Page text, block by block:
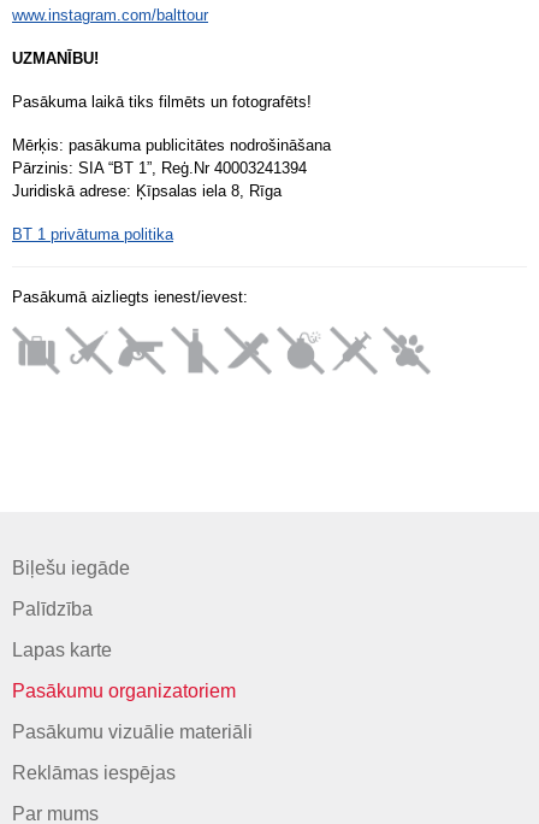
www.instagram.com/balttour
UZMANĪBU!
Pasākuma laikā tiks filmēts un fotografēts!
Mērķis: pasākuma publicitātes nodrošināšana
Pārzinis: SIA “BT 1”, Reģ.Nr 40003241394
Juridiskā adrese: Ķīpsalas iela 8, Rīga
BT 1 privātuma politika
Pasākumā aizliegts ienest/ievest:
Biļešu iegāde
Palīdzība
Lapas karte
Pasākumu organizatoriem
Pasākumu vizuālie materiāli
Reklāmas iespējas
Par mums